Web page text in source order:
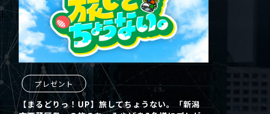
プレゼント
【まるどりっ！UP】旅してちょうない。「新潟